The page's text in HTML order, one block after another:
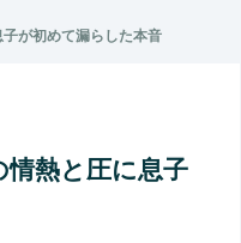
が初めて漏らした本音
情熱と圧に息子